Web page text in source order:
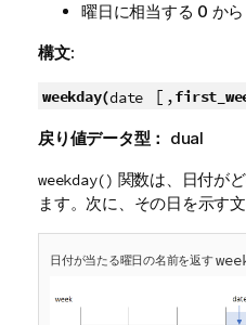
曜日に相当する 0 から
構文:
weekday(date [,
戻り値データ型： dual
weekday() 関数は、日付が
ます。次に、その日を示す
日付が当たる曜日の名前を返す